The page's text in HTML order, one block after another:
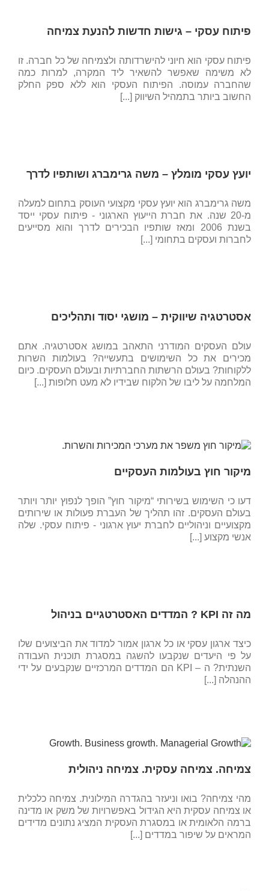
פיתוח עסקי – גישות חדשות להנעת צמיחה
פיתוח עסקי הוא חיוני להישרדותה ולצמיחה של כל חברה. זו
לא משימה שאפשר להשאיר ליד המקרה, למרות כמה
שהחברה עמוסה. הפיתוח העסקי הוא ללא ספק החלק
החשוב ביותר בתמהיל השיווק [...]
יועץ עסקי מומלץ – משה גרימברג ושותפיו לדרך
משה גרימברג הוא יועץ עסקי מקצועי העוסק בתחום למעלה
מ-20 שנה. את חברת הייעוץ הארגוני - פיתוח עסקי ייסד
בשנת 2006 ומאז שותפיו הבכירים לדרך והוא מסייעים
לחברות ועסקים בתחומי [...]
אסטרטגיה שיווקית – מושגי יסוד ותהליכים
עולם העסקים המודרני התאהב במושג אסטרטגיה. אתם
מכירים את כל השימושים בתעשייה? בעולמות השרות
ללקוחות? בעולם הרשתות החברתיות ובעולם העסקים. כיום
המלחמה על ליבו של הלקוח שבידיו לא מעט חלופות [...]
מיקור חוץ בעולמות העסקיים
דעו כי השימוש בשירותי “מיקור חוץ” הופך לנפוץ יותר ויותר
בעולם העסקים. זהו תהליך של העברת פעולות או שירותים
מקצועיים וניהוליים לחברת יעוץ ארגוני - פיתוח עסקי. שלה
אנשי מקצוע [...]
מה זה KPI ? המדדים האסטרטגיים בניהול
כיצד ארגון עסקי או כל ארגון אמור למדוד את הביצועים שלו
על פי היעדים שנקבעו להשגה במסגרת תוכנית העבודה
השנתית? ה – KPI הם המדדים המרכזיים שנקבעים על ידי
ההנהלה [...]
צמיחה. צמיחה עסקית. צמיחה ניהולית
מהי צמיחה? בואו וניעזר בהגדרה המילונית. צמיחה כלכלית
או צמיחה עסקית היא הגידול באפשרויות של משק או מדינה
ברמה הלאומית או במסגרת העסקית המציג נתונים מדידים
המראים על שיפור במדדים [...]